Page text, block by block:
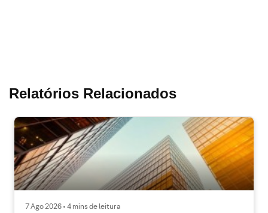
Relatórios Relacionados
7 Ago 2026 • 4 mins de leitura